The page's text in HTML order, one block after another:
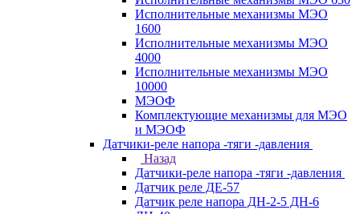
Исполнительные механизмы МЭО
1600
Исполнительные механизмы МЭО
4000
Исполнительные механизмы МЭО
10000
МЭОФ
Комплектующие механизмы для МЭО
и МЭОФ
Датчики-реле напора -тяги -давления
Назад
Датчики-реле напора -тяги -давления
Датчик реле ДЕ-57
Датчик реле напора ДН-2-5 ДН-6